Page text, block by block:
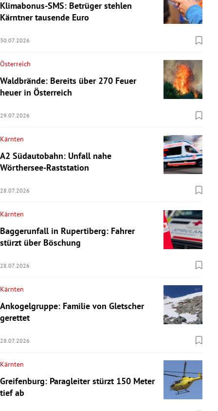
Klimabonus-SMS: Betrüger stehlen
Kärntner tausende Euro
30.07.2026
Österreich
Waldbrände: Bereits über 270 Feuer
heuer in Österreich
29.07.2026
Kärnten
A2 Südautobahn: Unfall nahe
Wörthersee-Raststation
28.07.2026
Kärnten
Baggerunfall in Rupertiberg: Fahrer
stürzt über Böschung
28.07.2026
Kärnten
Ankogelgruppe: Familie von Gletscher
gerettet
28.07.2026
Kärnten
Greifenburg: Paragleiter stürzt 150 Meter
tief ab